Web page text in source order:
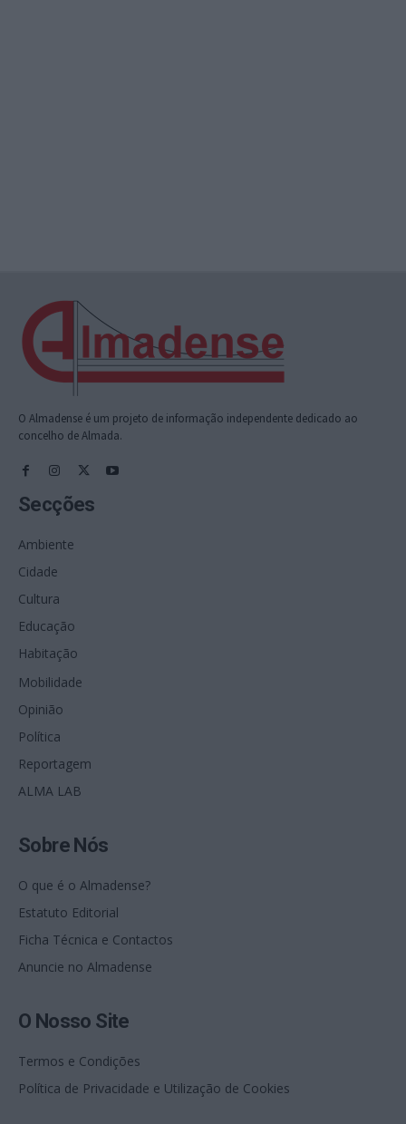
O Almadense é um projeto de informação independente dedicado ao
concelho de Almada.
Secções
Ambiente
Cidade
Cultura
Educação
Habitação
Mobilidade
Opinião
Política
Reportagem
ALMA LAB
Sobre Nós
O que é o Almadense?
Estatuto Editorial
Ficha Técnica e Contactos
Anuncie no Almadense
O Nosso Site
Termos e Condições
Política de Privacidade e Utilização de Cookies